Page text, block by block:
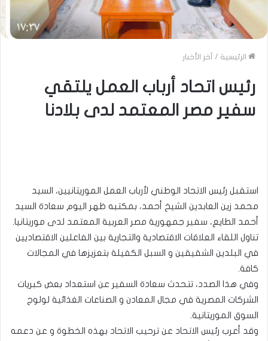
الرئيسية / آخر الأخبار
رئيس اتحاد أرباب العمل يلتقي
سفير مصر المعتمد لدى بلادنا
استقبل رئيس الاتحاد الوطني لأرباب العمل الموريتانيين، السيد
محمد زين العابدين الشيخ أحمد، بمكتبه ظهر اليوم سعادة السيد
أحمد الطايع، سفير جمهورية مصر العربية المعتمد لدى موريتانيا.
تناول اللقاء العلاقات الاقتصادية والتجارية بين الفاعلين الاقتصاديين
في البلدين الشقيقين و السبل الكفيلة بتعزيزها في المجالات
كافة.
وفي هذا الصدد، تتحدث سعادة السفير عن استعداد بعض كبريات
الشركات المصرية في مجال المعادن و الصناعات الغذائية لولوج
السوق الموريتانية.
وقد أعرب رئيس الاتحاد عن ترحيب الاتحاد بهذه الخطوة و عن دعمه